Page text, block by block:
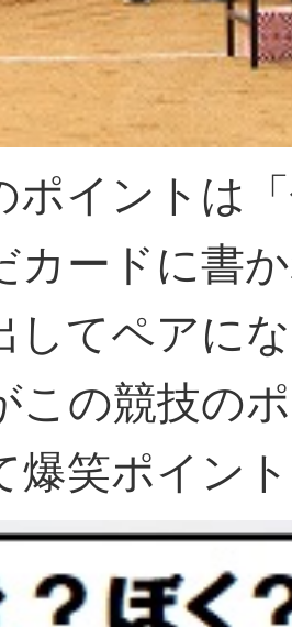
ポイントは
カードに書
してペアに
この競技の
爆笑ポイン